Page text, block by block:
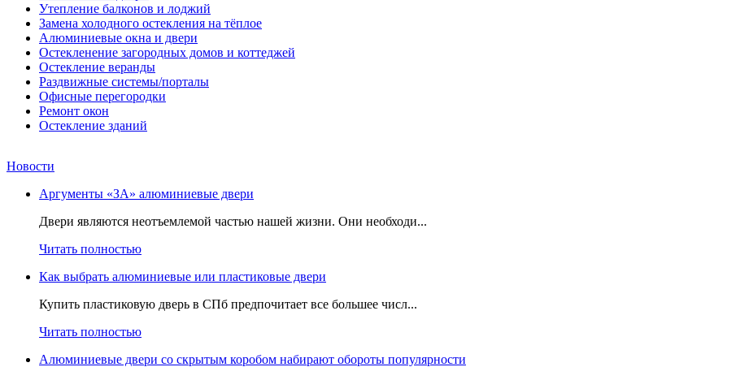
Утепление балконов и лоджий
Замена холодного остекления на тёплое
Алюминиевые окна и двери
Остекленение загородных домов и коттеджей
Остекление веранды
Раздвижные системы/порталы
Офисные перегородки
Ремонт окон
Остекление зданий
Новости
Аргументы «ЗА» алюминиевые двери
Двери являются неотъемлемой частью нашей жизни. Они необходи...
Читать полностью
Как выбрать алюминиевые или пластиковые двери
Купить пластиковую дверь в СПб предпочитает все большее числ...
Читать полностью
Алюминиевые двери со скрытым коробом набирают обороты популярности